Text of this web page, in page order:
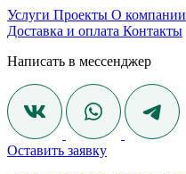
Услуги Проекты О компании
Доставка и оплата Контакты
Написать в мессенджер
Оставить заявку